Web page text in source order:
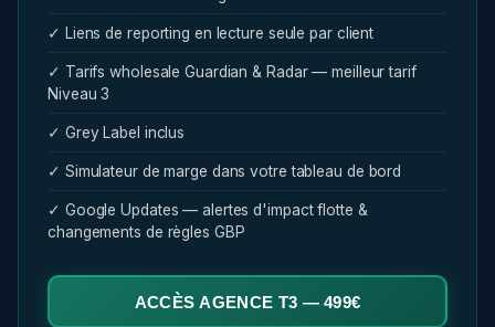
✓ Liens de reporting en lecture seule par client
✓ Tarifs wholesale Guardian & Radar — meilleur tarif
Niveau 3
✓ Grey Label inclus
✓ Simulateur de marge dans votre tableau de bord
✓ Google Updates — alertes d'impact flotte &
changements de règles GBP
ACCÈS AGENCE T3 — 499€